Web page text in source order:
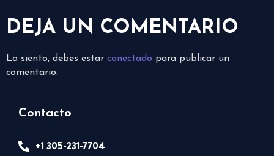
DEJA UN COMENTARIO
Lo siento, debes estar conectado para publicar un
comentario.
Contacto
+1 305-231-7704